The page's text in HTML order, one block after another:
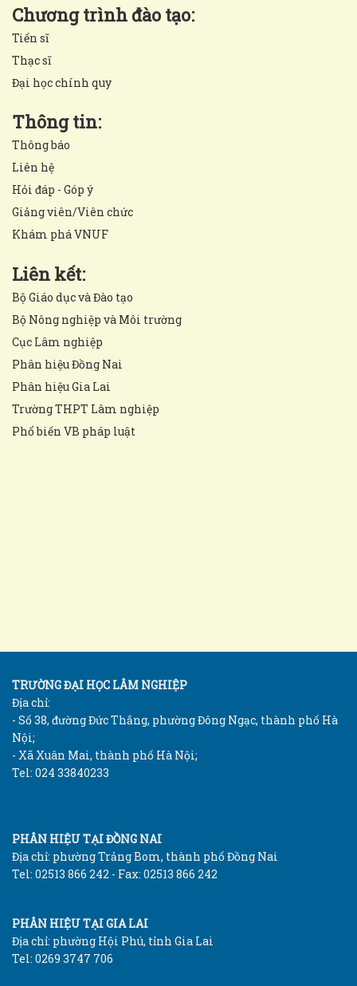
Chương trình đào tạo:
Tiến sĩ
Thạc sĩ
Đại học chính quy
Thông tin:
Thông báo
Liên hệ
Hỏi đáp - Góp ý
Giảng viên/Viên chức
Khám phá VNUF
Liên kết:
Bộ Giáo dục và Đào tạo
Bộ Nông nghiệp và Môi trường
Cục Lâm nghiệp
Phân hiệu Đồng Nai
Phân hiệu Gia Lai
Trường THPT Lâm nghiệp
Phổ biến VB pháp luật
TRƯỜNG ĐẠI HỌC LÂM NGHIỆP
Địa chỉ:
- Số 38, đường Đức Thắng, phường Đông Ngạc, thành phố Hà
Nội;
- Xã Xuân Mai, thành phố Hà Nội;
Tel: 024 33840233
PHÂN HIỆU TẠI ĐỒNG NAI
Địa chỉ: phường Trảng Bom, thành phố Đồng Nai
Tel: 02513 866 242 - Fax: 02513 866 242
PHÂN HIỆU TẠI GIA LAI
Địa chỉ: phường Hội Phú, tỉnh Gia Lai
Tel: 0269 3747 706